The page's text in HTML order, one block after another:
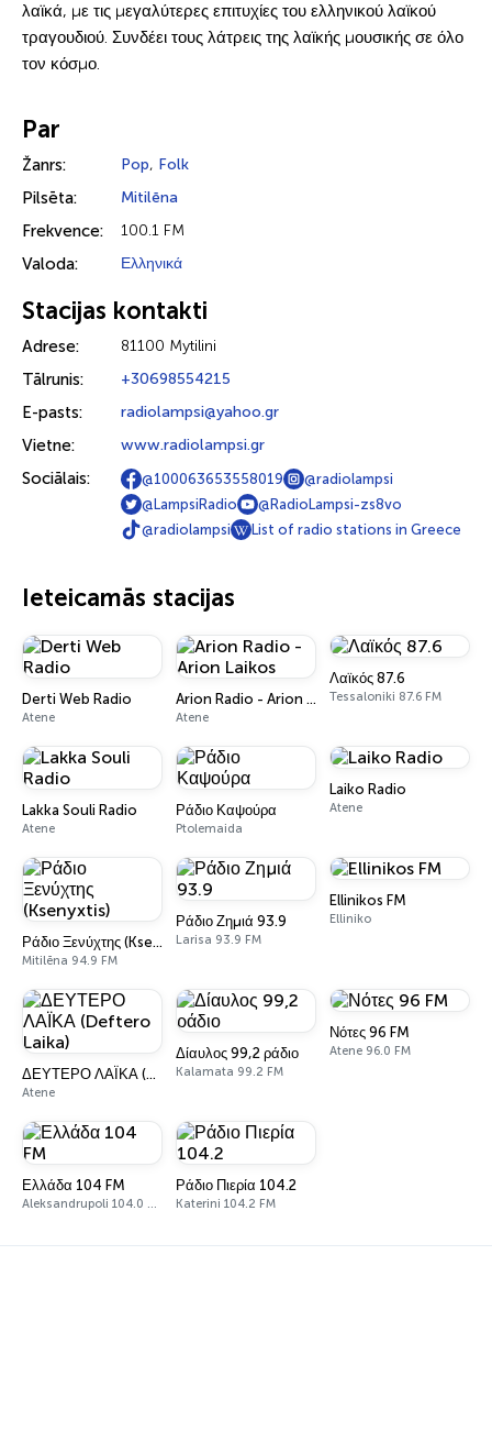
λαϊκά, με τις μεγαλύτερες επιτυχίες του ελληνικού λαϊκού
τραγουδιού. Συνδέει τους λάτρεις της λαϊκής μουσικής σε όλο
τον κόσμο.
Par
Žanrs: Pop, Folk
Pilsēta: Mitilēna
Frekvence: 100.1 FM
Valoda: Ελληνικά
Stacijas kontakti
Adrese: 81100 Mytilini
Tālrunis: +30698554215
E-pasts: radiolampsi@yahoo.gr
Vietne: www.radiolampsi.gr
Sociālais: @100063653558019
@radiolampsi
@LampsiRadio
@RadioLampsi-zs8vo
@radiolampsi
List of radio stations in Greece
Ieteicamās stacijas
Derti Web Radio
Atene
Arion Radio - Arion Laikos
Atene
Λαϊκός 87.6
Tessaloniki 87.6 FM
Lakka Souli Radio
Atene
Ράδιο Καψούρα
Ptolemaida
Laiko Radio
Atene
Ράδιο Ξενύχτης (Ksenyxtis)
Mitilēna 94.9 FM
Ράδιο Ζημιά 93.9
Larisa 93.9 FM
Ellinikos FM
Elliniko
ΔΕΥΤΕΡΟ ΛΑΪΚΑ (Deftero Laika)
Atene
Δίαυλος 99,2 ράδιο
Kalamata 99.2 FM
Νότες 96 FM
Atene 96.0 FM
Ελλάδα 104 FM
Aleksandrupoli 104.0 FM
Ράδιο Πιερία 104.2
Katerini 104.2 FM